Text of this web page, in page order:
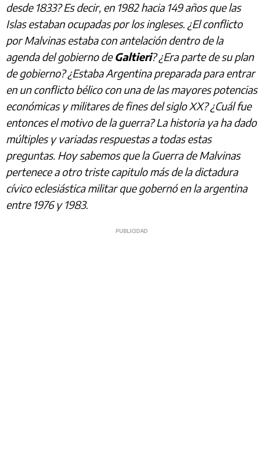
desde 1833? Es decir, en 1982 hacia 149 años que las
Islas estaban ocupadas por los ingleses. ¿El conflicto
por Malvinas estaba con antelación dentro de la
agenda del gobierno de Galtieri? ¿Era parte de su plan
de gobierno? ¿Estaba Argentina preparada para entrar
en un conflicto bélico con una de las mayores potencias
económicas y militares de fines del siglo XX? ¿Cuál fue
entonces el motivo de la guerra? La historia ya ha dado
múltiples y variadas respuestas a todas estas
preguntas. Hoy sabemos que la Guerra de Malvinas
pertenece a otro triste capitulo más de la dictadura
cívico eclesiástica militar que gobernó en la argentina
entre 1976 y 1983.